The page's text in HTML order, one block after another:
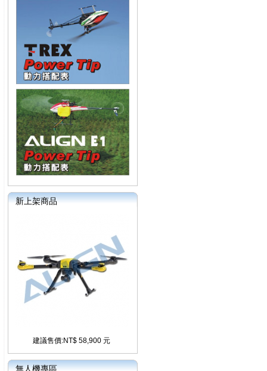
新上架商品
建議售價:NT$ 58,900 元
無人機專區